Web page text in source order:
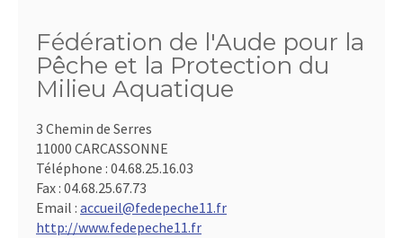
Fédération de l'Aude pour la
Pêche et la Protection du
Milieu Aquatique
3 Chemin de Serres
11000 CARCASSONNE
Téléphone : 04.68.25.16.03
Fax : 04.68.25.67.73
Email : accueil@fedepeche11.fr
http://www.fedepeche11.fr